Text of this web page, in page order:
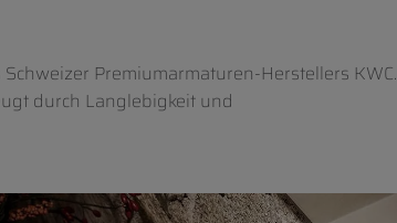
Premiumarmaturen-Herstellers KWC.
durch Langlebigkeit und